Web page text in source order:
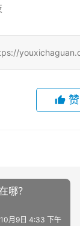
赞
哪？
月9日 4:33 下午